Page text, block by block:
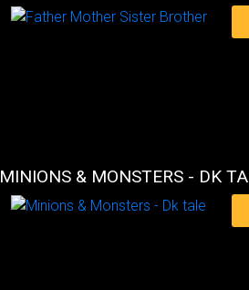
MINIONS & MONSTERS - DK